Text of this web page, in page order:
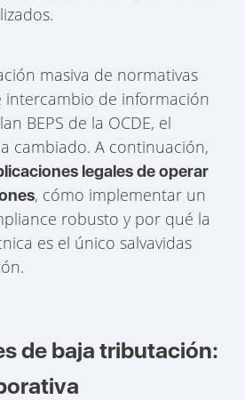
masiva de normativas
intercambio de información
BEPS de la OCDE, el
cambiado. A continuación,
legales de operar
, cómo implementar un
robusto y por qué la
es el único salvavidas
de baja tributación: